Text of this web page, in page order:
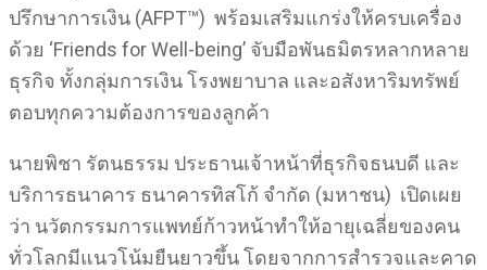
ปรึกษาการเงิน (AFPT™) พร้อมเสริมแกร่งให้ครบเครื่อง
ด้วย ‘Friends for Well-being’ จับมือพันธมิตรหลากหลาย
ธุรกิจ ทั้งกลุ่มการเงิน โรงพยาบาล และอสังหาริมทรัพย์
ตอบทุกความต้องการของลูกค้า
นายพิชา รัตนธรรม ประธานเจ้าหน้าที่ธุรกิจธนบดี และ
บริการธนาคาร ธนาคารทิสโก้ จำกัด (มหาชน) เปิดเผย
ว่า นวัตกรรมการแพทย์ก้าวหน้าทำให้อายุเฉลี่ยของคน
ทั่วโลกมีแนวโน้มยืนยาวขึ้น โดยจากการสำรวจและคาด